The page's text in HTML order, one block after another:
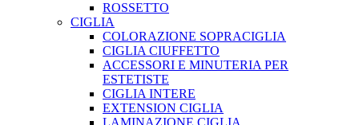
ROSSETTO
CIGLIA
COLORAZIONE SOPRACIGLIA
CIGLIA CIUFFETTO
ACCESSORI E MINUTERIA PER
ESTETISTE
CIGLIA INTERE
EXTENSION CIGLIA
LAMINAZIONE CIGLIA